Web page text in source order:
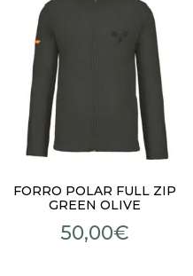
FORRO POLAR FULL ZIP
GREEN OLIVE
50,00€